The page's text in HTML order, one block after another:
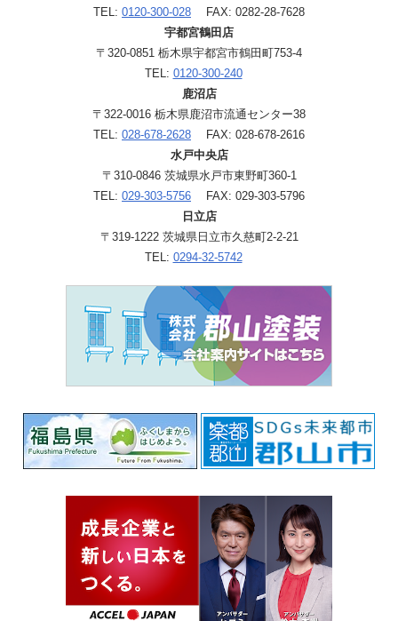
TEL: 0120-300-028 FAX: 0282-28-7628
宇都宮鶴田店
〒320-0851 栃木県宇都宮市鶴田町753-4
TEL: 0120-300-240
鹿沼店
〒322-0016 栃木県鹿沼市流通センター38
TEL: 028-678-2628 FAX: 028-678-2616
水戸中央店
〒310-0846 茨城県水戸市東野町360-1
TEL: 029-303-5756 FAX: 029-303-5796
日立店
〒319-1222 茨城県日立市久慈町2-2-21
TEL: 0294-32-5742